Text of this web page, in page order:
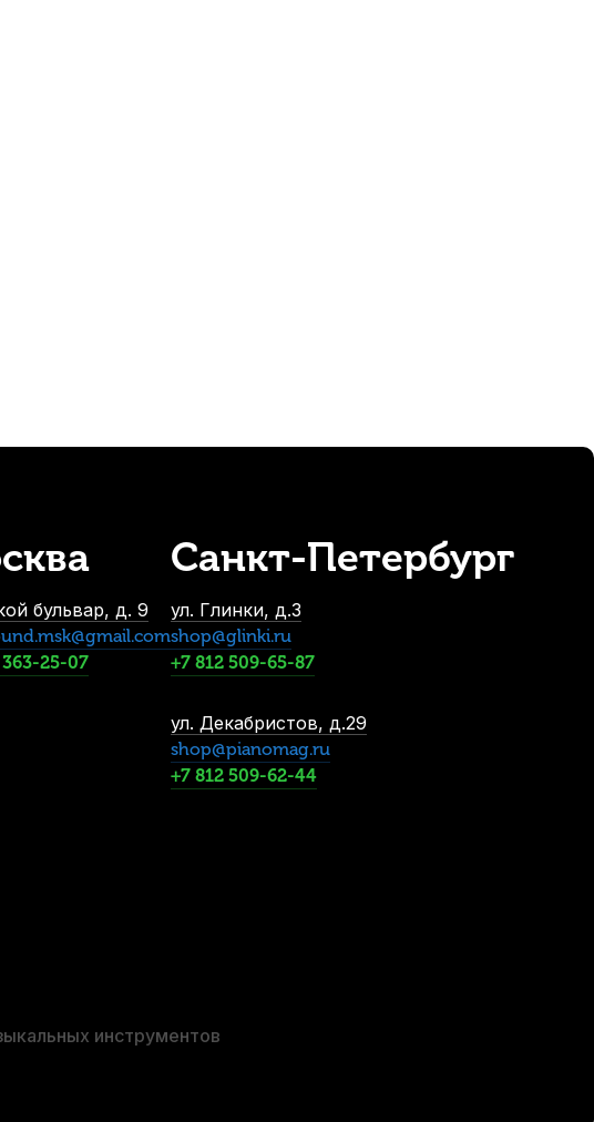
бульвар, д. 9
25-07
Санкт-Петербург
ул. Глинки, д.3
shop@glinki.ru
+7 812 509-65-87
ул. Декабристов, д.29
shop@pianomag.ru
+7 812 509-62-44
инструментов